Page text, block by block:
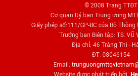
© 2008 Trang TTĐT
Cơ quan Uỷ ban Trung ương
Giấy phép số:111/GP-BC của Bộ Thông
Trưởng ban Biên tập: TS. VŨ
Địa chỉ: 46 Tràng Thi -
ĐT: 08046154
Email:
Website được phát triển bởi